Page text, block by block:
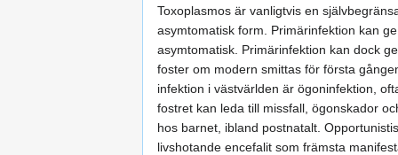
Toxoplasmos är vanligtvis en
asymtomatisk form. Primärinfektion kan
asymtomatisk. Primärinfektion kan dock
foster om modern smittas för första
infektion i västvärlden är ögoninfektion,
fostret kan leda till missfall, ögonskador
hos barnet, ibland postnatalt.
livshotande encefalit som främsta